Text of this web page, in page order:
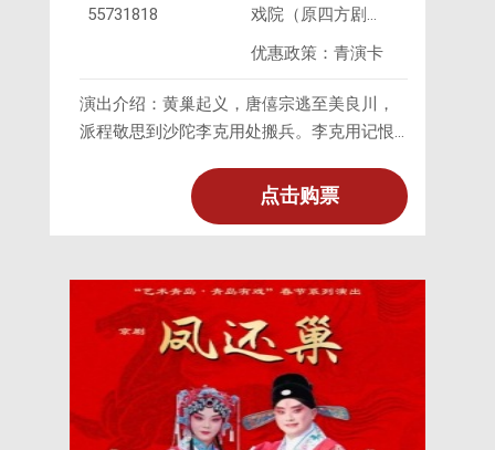
55731818
戏院（原四方剧
院）
优惠政策：青演卡
演出介绍：黄巢起义，唐僖宗逃至美良川，
派程敬思到沙陀李克用处搬兵。李克用记恨
兵。程敬思与李克用的大太保李嗣源商议，
知道李克用惧内，遂程去求李夫人刘银屏、
且又故意提早点卯，使李克用误卯，当场几
欲正法，以羞抑之。让李克用把守后军，命
大太保李嗣源为先行官，兵行至珠帘寨，遇
到周德威挡路，李
点击购票